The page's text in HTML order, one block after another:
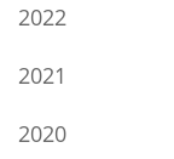
2022
2021
2020